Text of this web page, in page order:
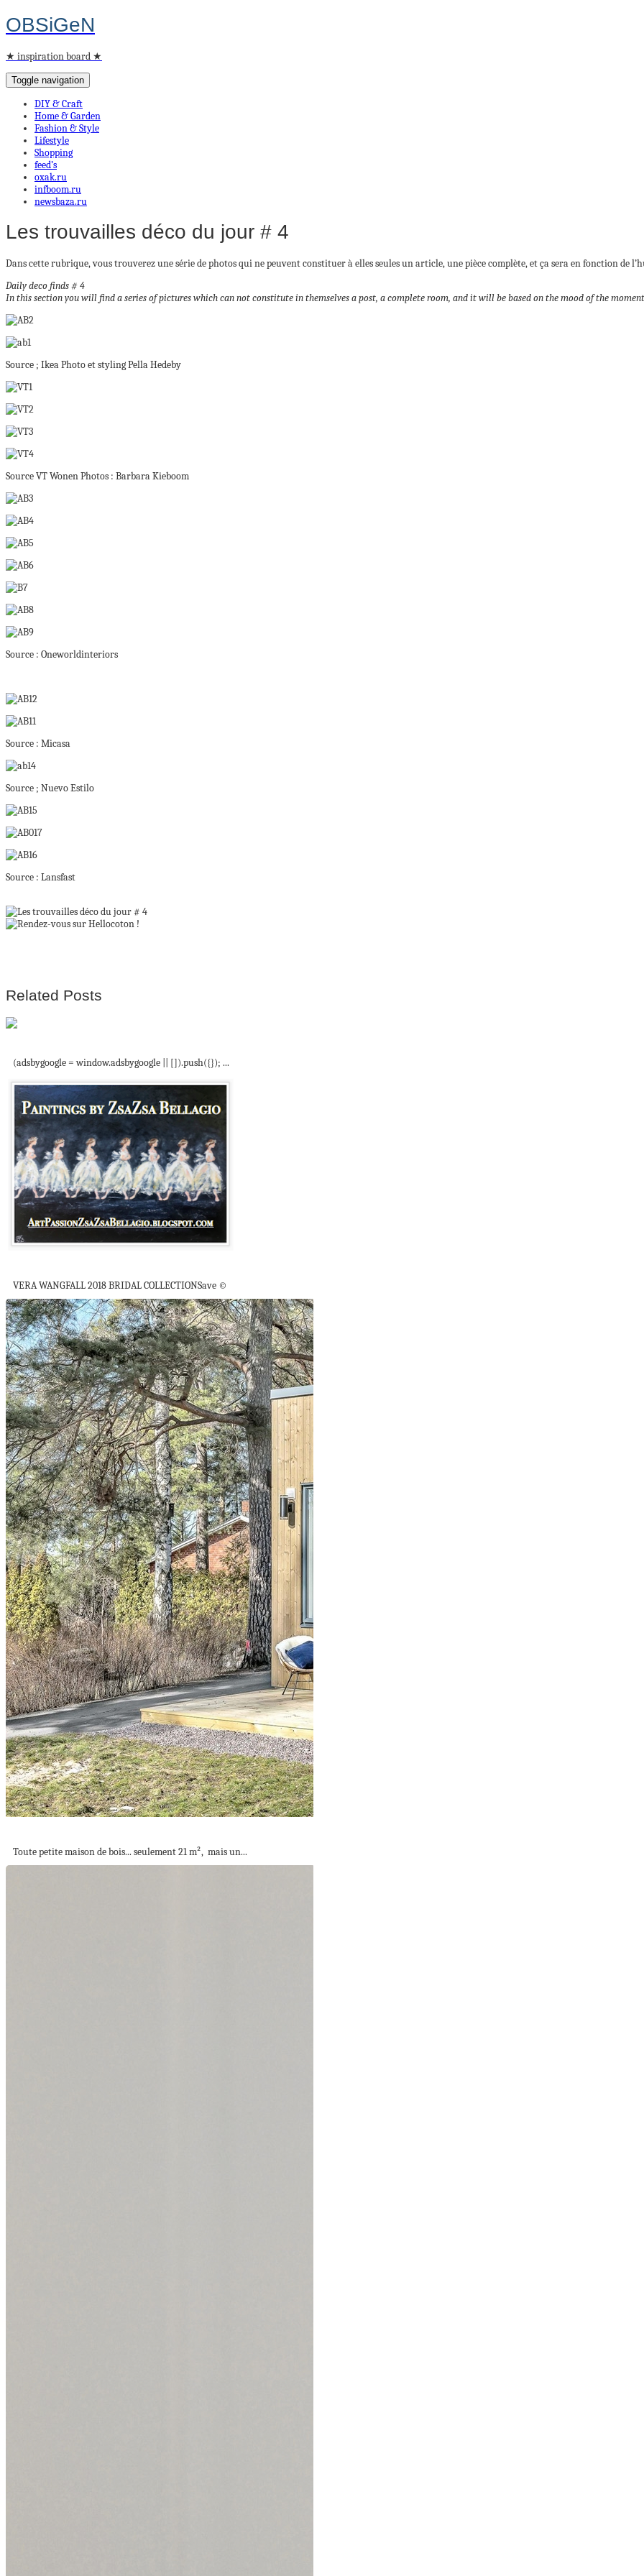
OBSiGeN
★ inspiration board ★
Toggle navigation
DIY & Craft
Home & Garden
Fashion & Style
Lifestyle
Shopping
feed’s
oxak.ru
infboom.ru
newsbaza.ru
Les trouvailles déco du jour # 4
Dans cette rubrique, vous trouverez une série de photos qui ne peuvent constituer à elles seules un article, une pièce complète, et ça sera en fonction de
Daily deco finds # 4
In this section you will find a series of pictures which can not constitute in themselves a post, a complete room, and it will be based on the mood of the
Source ; Ikea Photo et styling Pella Hedeby
Source VT Wonen Photos : Barbara Kieboom
Source : Oneworldinteriors
Source : Micasa
Source ; Nuevo Estilo
Source : Lansfast
Related Posts
(adsbygoogle = window.adsbygoogle || []).push({}); ...
VERA WANGFALL 2018 BRIDAL COLLECTIONSave ©
Toute petite maison de bois... seulement 21 m², mais un...